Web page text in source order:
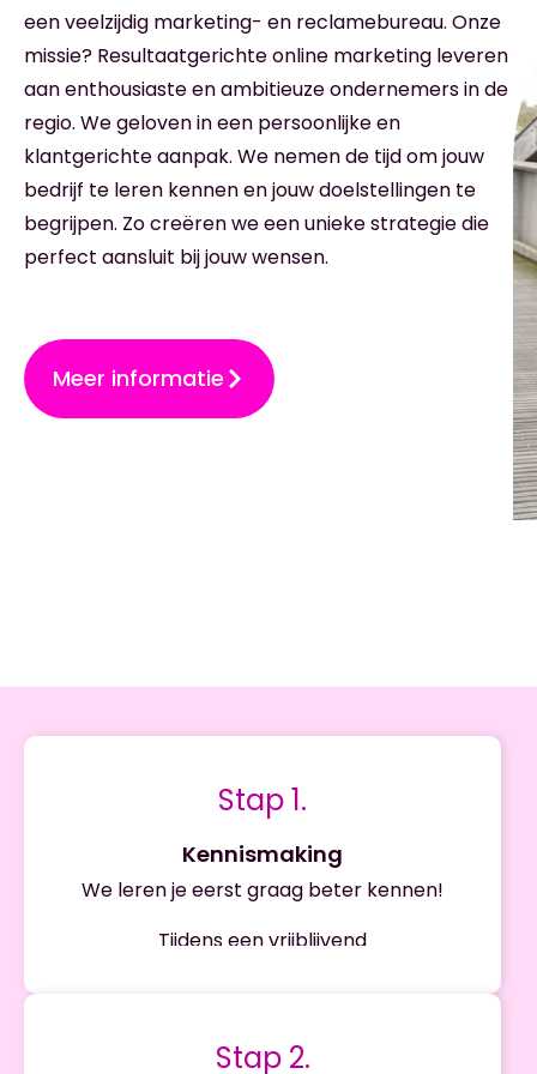
een veelzijdig marketing- en reclamebureau. Onze
missie? Resultaatgerichte online marketing leveren
aan enthousiaste en ambitieuze ondernemers in de
regio. We geloven in een persoonlijke en
klantgerichte aanpak. We nemen de tijd om jouw
bedrijf te leren kennen en jouw doelstellingen te
begrijpen. Zo creëren we een unieke strategie die
perfect aansluit bij jouw wensen.
Meer informatie
Stap 1.
Kennismaking
We leren je eerst graag beter kennen!
Tijdens een vrijblijvend
marketing. Dit gesprek biedt de gelegenheid
Stap 2.